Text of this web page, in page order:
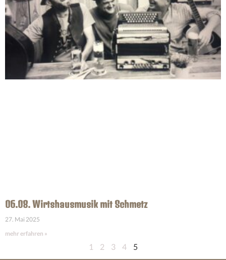
06.08. Wirtshausmusik mit Schmetz
27. Mai 2025
mehr erfahren »
1 2 3 4 5